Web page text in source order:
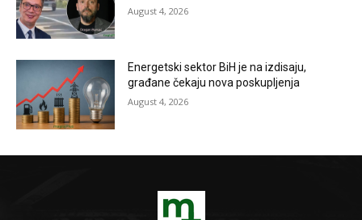
August 4, 2026
Energetski sektor BiH je na izdisaju,
građane čekaju nova poskupljenja
August 4, 2026